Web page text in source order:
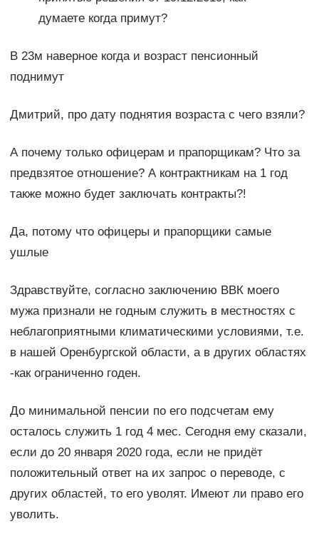
думаете когда примут?
В 23м наверное когда и возраст пенсионный
поднимут
Дмитрий, про дату поднятия возраста с чего взяли?
А почему только офицерам и прапорщикам? Что за
предвзятое отношение? А контрактникам на 1 год
также можно будет заключать контракты?!
Да, потому что офицеры и прапорщики самые
ушлые
Здравствуйте, согласно заключению ВВК моего
мужа признали не годным служить в местностях с
неблагоприятными климатическими условиями, т.е.
в нашей Оренбургской области, а в других областях
-как ограниченно годен.
До минимальной пенсии по его подсчетам ему
осталось служить 1 год 4 мес. Сегодня ему сказали,
если до 20 января 2020 года, если не придёт
положительный ответ на их запрос о переводе, с
других областей, то его уволят. Имеют ли право его
уволить.